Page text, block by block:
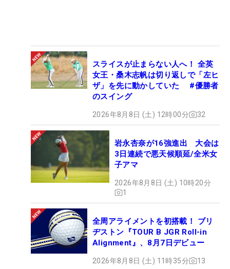
スライスが止まらない人へ！ 全英
女王・桑木志帆は切り返しで「左ヒ
ザ」を先に動かしていた #優勝者
のスイング
2026年8月8日 (土) 12時00分 32
岩永杏奈が16強進出 大会は
3日連続で悪天候順延/全米女
子アマ
2026年8月8日 (土) 10時20分
1
全周アライメントを初搭載！ ブリ
ヂストン『TOUR B JGR Roll-in
Alignment』、8月7日デビュー
2026年8月8日 (土) 11時35分 13